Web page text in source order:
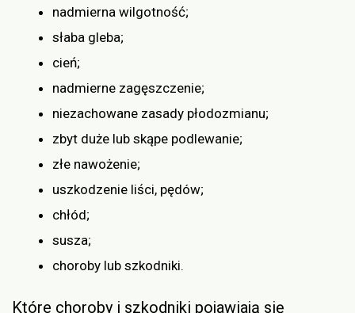
nadmierna wilgotność;
słaba gleba;
cień;
nadmierne zagęszczenie;
niezachowane zasady płodozmianu;
zbyt duże lub skąpe podlewanie;
złe nawożenie;
uszkodzenie liści, pędów;
chłód;
susza;
choroby lub szkodniki.
Które choroby i szkodniki pojawiają się